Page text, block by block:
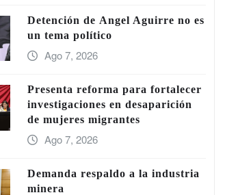
Detención de Ángel Aguirre no es
un tema político
Ago 7, 2026
Presenta reforma para fortalecer
investigaciones en desaparición
de mujeres migrantes
Ago 7, 2026
Demanda respaldo a la industria
minera